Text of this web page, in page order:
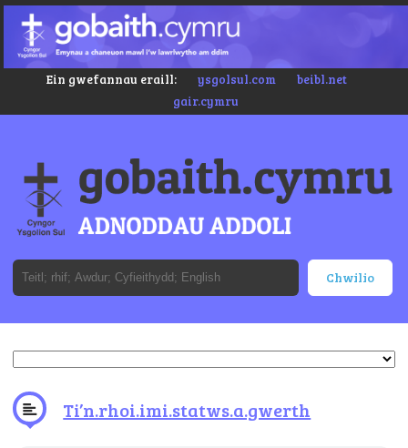
Ein gwefannau eraill: ysgolsul.com
beibl.net
gair.cymru
Ti’n.rhoi.imi.statws.a.gwerth